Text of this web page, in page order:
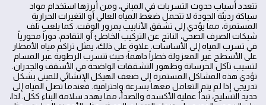
تتعدد أسباب حدوث التسربات في المباني، ومن أبرزها استخدام مواد
سباكة رديئة الجودة لا تتحمل ضغط المياه العالي أو التغيرات الحرارية
المستمرة، مما يؤدي إلى تشقق الأنابيب بمرور الوقت. كما يلعب تلف
شبكات الصرف الصحي، الناتج عن التركيب الخاطئ أو التقادم، دوراً محورياً
في تسرب المياه إلى الأساسات. علاوة على ذلك، يمثل تراكم مياه الأمطار
على الأسطح غير المعزولة خطراً داهماً؛ حيث تتسرب الرطوبة عبر المسام
لتسبب تآكل الخرسانة وظهور التشققات الواضحة في الأسقف والجدران.
تؤدي هذه المشاكل المستمرة إلى ضعف الهيكل الإنشائي للمبنى بشكل
تدريجي إذا لم يتم التعامل معها بسرعة واحترافية. فعندما تصل المياه إلى
حديد التسليح، تبدأ عملية الأكسدة والصدأ، مما يهدد سلامة البناء ككل. لذا،